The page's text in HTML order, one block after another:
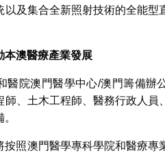
以及集合全新照射技術的全能
本澳醫療產業發展
醫院澳門醫學中心/澳門籌備辦
師、土木工程師、醫務行政人
按照澳門醫學專科學院和醫療